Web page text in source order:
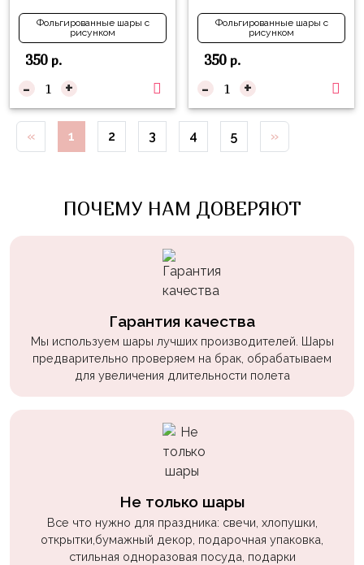
Фольгированные шары с
рисунком
350р.
- +
Фольгированные шары с
рисунком
350р.
- +
« 1 2 3 4 5 »
ПОЧЕМУ НАМ ДОВЕРЯЮТ
Гарантия качества
Мы используем шары лучших производителей. Шары
предварительно проверяем на брак, обрабатываем
для увеличения длительности полета
Не только шары
Все что нужно для праздника: свечи, хлопушки,
открытки,бумажный декор, подарочная упаковка,
стильная одноразовая посуда, подарки
Морская
Звёздные
Войны
Уэнсдэй
Трансформеры
Вечеринка
Девочкам
собачки
Недетские